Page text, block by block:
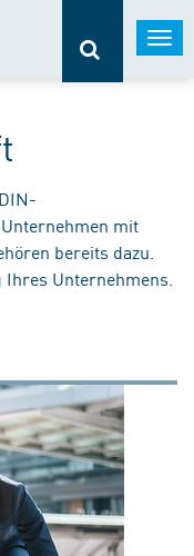
mit
bereits dazu.
Unternehmens.